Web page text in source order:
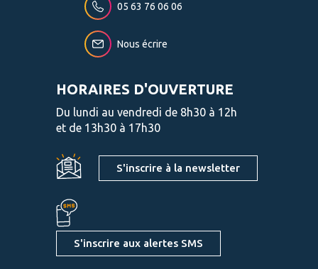
05 63 76 06 06
Nous écrire
HORAIRES D'OUVERTURE
Du lundi au vendredi de 8h30 à 12h
et de 13h30 à 17h30
S'inscrire à la newsletter
S'inscrire aux alertes SMS